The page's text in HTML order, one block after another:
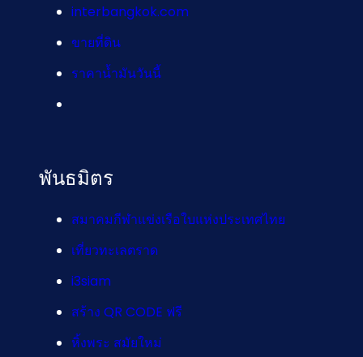
interbangkok.com
ขายที่ดิน
ราคาน้ำมันวันนี้
พันธมิตร
สมาคมกีฬาแข่งเรือใบแห่งประเทศไทย
เที่ยวทะเลตราด
i3siam
สร้าง QR CODE ฟรี
หิ้งพระ สมัยใหม่